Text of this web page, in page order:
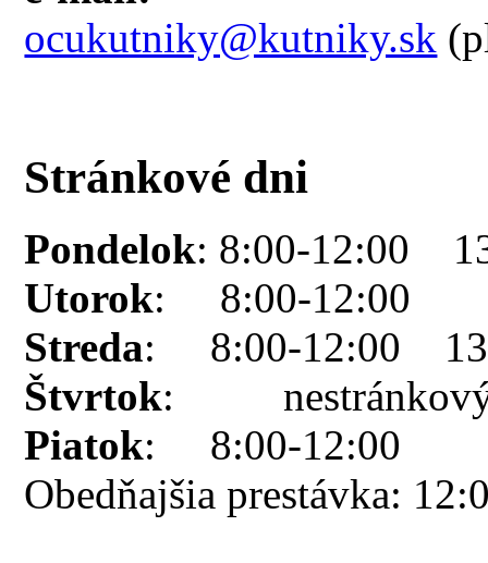
ocukutniky@kutniky.sk
Stránkové dni
Pondelok: 8:00-12:00
Utorok: 8:00-12:00
Streda: 8:00-12:00
Štvrtok: nestránkový
Piatok: 8:00-12:00
Obedňajšia prestávka: